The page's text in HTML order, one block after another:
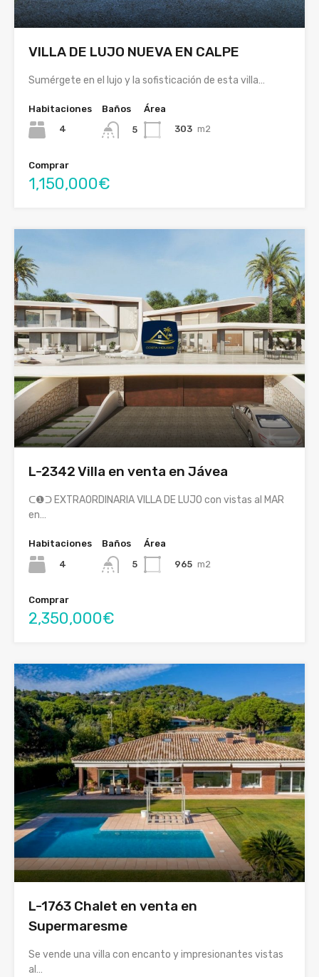
VILLA DE LUJO NUEVA EN CALPE
Sumérgete en el lujo y la sofisticación de esta villa…
Habitaciones
4
Baños
5
Área
303 m2
Comprar
1,150,000€
L-2342 Villa en venta en Jávea
ᑕ❶ᑐ EXTRAORDINARIA VILLA DE LUJO con vistas al MAR
en…
Habitaciones
4
Baños
5
Área
965 m2
Comprar
2,350,000€
L-1763 Chalet en venta en
Supermaresme
Se vende una villa con encanto y impresionantes vistas
al…